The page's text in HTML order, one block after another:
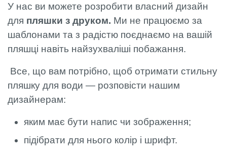
У нас ви можете розробити власний дизайн
для пляшки з друком. Ми не працюємо за
шаблонами та з радістю поєднаємо на вашій
пляшці навіть найзухваліші побажання.
Все, що вам потрібно, щоб отримати стильну
пляшку для води — розповісти нашим
дизайнерам:
яким має бути напис чи зображення;
підібрати для нього колір і шрифт.